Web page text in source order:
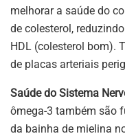
melhorar a saúde do
de colesterol,
HDL (colesterol bom).
de placas arteriais
Saúde do Sistema
ômega-3 também são
da bainha de mielina